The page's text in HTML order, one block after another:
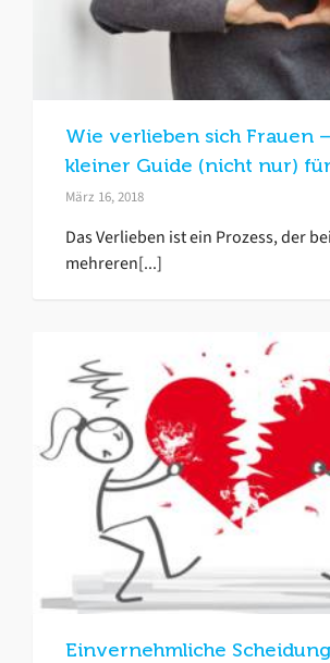
Wie verlieben sich Frauen
kleiner Guide (nicht nur)
März 16, 2018
Das Verlieben ist ein Prozess, der
mehreren[...]
Einvernehmliche